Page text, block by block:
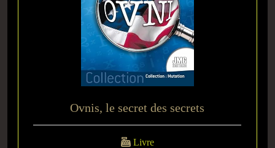
Ovnis, le secret des secrets
Livre